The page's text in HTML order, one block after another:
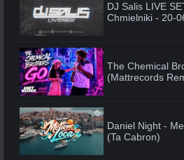
DJ Salis LIVE
Chmielniki - 20-
The Chemical
(Mattrecords
Daniel Night -
(Ta Cabron)